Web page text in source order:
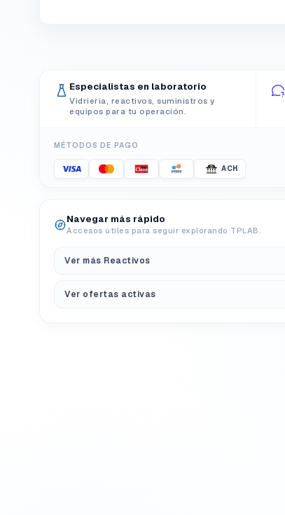
Especialistas en laboratorio
Vidriería, reactivos, suministros y
equipos para tu operación.
MÉTODOS DE PAGO
ACH
Navegar más rápido
Accesos útiles para seguir explorando TPLAB.
Ver más Reactivos
Ver ofertas activas